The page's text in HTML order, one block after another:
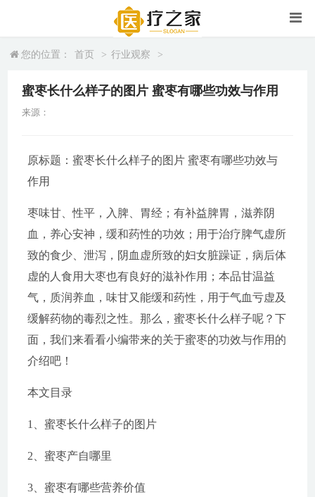
您的位置： 首页 > 行业观察 >
蜜枣长什么样子的图片 蜜枣有哪些功效与作用
来源：
原标题：蜜枣长什么样子的图片 蜜枣有哪些功效与
作用
枣味甘、性平，入脾、胃经；有补益脾胃，滋养阴
血，养心安神，缓和药性的功效；用于治疗脾气虚所
致的食少、泄泻，阴血虚所致的妇女脏躁证，病后体
虚的人食用大枣也有良好的滋补作用；本品甘温益
气，质润养血，味甘又能缓和药性，用于气血亏虚及
缓解药物的毒烈之性。那么，蜜枣长什么样子呢？下
面，我们来看看小编带来的关于蜜枣的功效与作用的
介绍吧！
本文目录
1、蜜枣长什么样子的图片
2、蜜枣产自哪里
3、蜜枣有哪些营养价值